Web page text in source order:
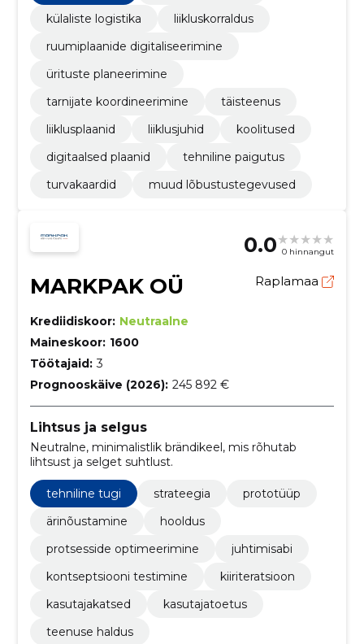
külaliste logistika
liikluskorraldus
ruumiplaanide digitaliseerimine
ürituste planeerimine
tarnijate koordineerimine
täisteenus
liiklusplaanid
liiklusjuhid
koolitused
digitaalsed plaanid
tehniline paigutus
turvakaardid
muud lõbustustegevused
0.0 0 hinnangut
MARKPAK OÜ Raplamaa
Krediidiskoor: Neutraalne
Maineskoor: 1600
Töötajaid: 3
Prognooskäive (2026): 245 892 €
Lihtsus ja selgus
Neutralne, minimalistlik brändikeel, mis rõhutab
lihtsust ja selget suhtlust.
tehniline tugi strateegia
prototüüp
ärinõustamine
hooldus
protsesside optimeerimine
juhtimisabi
kontseptsiooni testimine
kiiriteratsioon
kasutajakatsed
kasutajatoetus
teenuse haldus